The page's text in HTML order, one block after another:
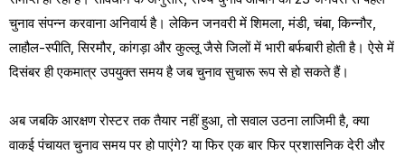
चुनाव संपन्न करवाना अनिवार्य है। लेकिन जनवरी में शिमला, मंडी, चंबा, किन्नौर,
लाहौल-स्पीति, सिरमौर, कांगड़ा और कुल्लू जैसे जिलों में भारी बर्फबारी होती है। ऐसे में
दिसंबर ही एकमात्र उपयुक्त समय है जब चुनाव सुचारू रूप से हो सकते हैं।
अब जबकि आरक्षण रोस्टर तक तैयार नहीं हुआ, तो सवाल उठना लाजिमी है, क्या
वाकई पंचायत चुनाव समय पर हो पाएंगे? या फिर एक बार फिर प्रशासनिक देरी और